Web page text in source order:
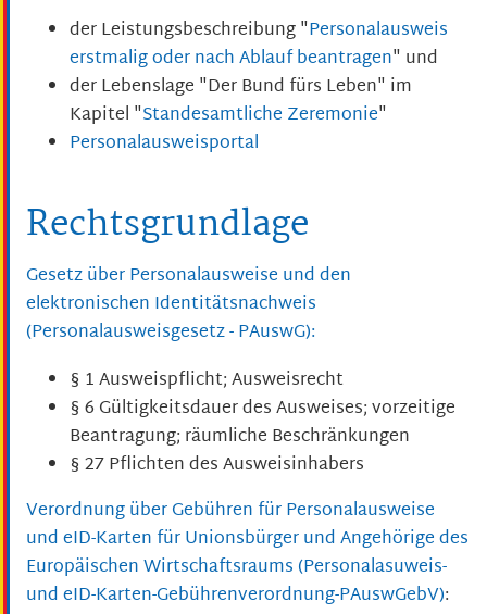
der Leistungsbeschreibung "Personalausweis
erstmalig oder nach Ablauf beantragen" und
der Lebenslage "Der Bund fürs Leben" im
Kapitel "Standesamtliche Zeremonie"
Personalausweisportal
Rechtsgrundlage
Gesetz über Personalausweise und den
elektronischen Identitätsnachweis
(Personalausweisgesetz - PAuswG):
§ 1 Ausweispflicht; Ausweisrecht
§ 6 Gültigkeitsdauer des Ausweises; vorzeitige
Beantragung; räumliche Beschränkungen
§ 27 Pflichten des Ausweisinhabers
Verordnung über Gebühren für Personalausweise
und eID-Karten für Unionsbürger und Angehörige des
Europäischen Wirtschaftsraums (Personalasuweis-
und eID-Karten-Gebührenverordnung-PAuswGebV):